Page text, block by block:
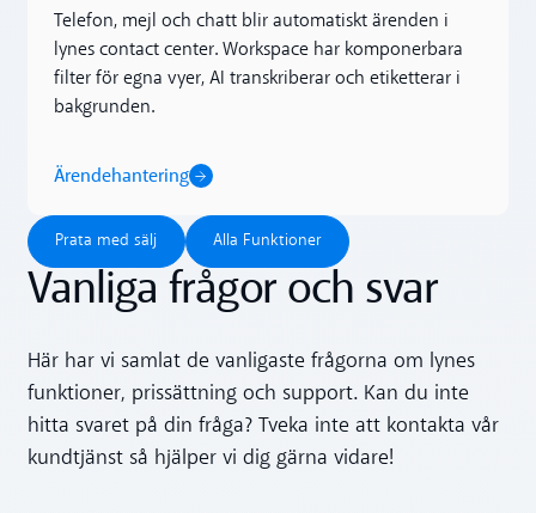
Telefon, mejl och chatt blir automatiskt ärenden i
lynes contact center. Workspace har komponerbara
filter för egna vyer, AI transkriberar och etiketterar i
bakgrunden.
Ärendehantering
Prata med sälj
Prata med sälj
Alla Funktioner
Alla Funktioner
Vanliga frågor och svar
Här har vi samlat de vanligaste frågorna om lynes
funktioner, prissättning och support. Kan du inte
hitta svaret på din fråga? Tveka inte att kontakta vår
kundtjänst så hjälper vi dig gärna vidare!